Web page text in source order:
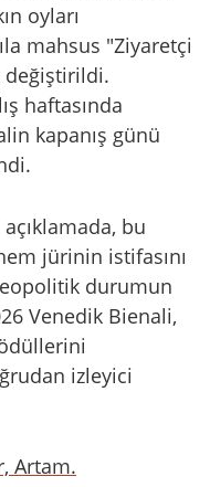
oyları
mahsus "Ziyaretçi
değiştirildi.
haftasında
kapanış günü
bu
jürinin istifasını
durumun
Venedik Bienali,
izleyici
Artam.